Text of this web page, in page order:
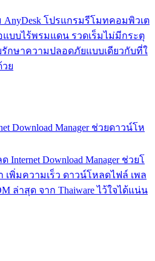
โปรแกรมรีโมทคอมพิวเต
บบไร้พรมแดน รวดเร็มไม่มีกระตุ
กษาความปลอดภัยแบบเดียวกับที่ใ
ย
Download Manager ช่วยดาวน์โห
Download Manager ช่วยโ
เพิ่มความเร็ว ดาวน์โหลดไฟล์ เพล
ล่าสุด จาก Thaiware ไว้ใจได้แน่น